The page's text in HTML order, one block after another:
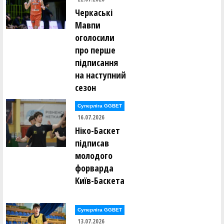
Кіра Куракова (КІВС (Львів)-14)
Анастасія Левченко (СДЮСШОР №2 (Полтава)-14)
Карина Лелюк (КІВС (Львів)-14)
Поліна Лелюк (КІВС (Львів)-14)
Уляна Лихина (ДЮСШ №8-Red Rock (Кривий Ріг)-14)
Владислава Люлько (АР "КРАЄВИД ПОДІЛЛЯ-ДЮСШ
"КОЛОС"" (Бар)-14)
Софія Ляснікова (Збірна Кіровоградщини-14)
Катерина Лященко (СДЮСШОР-5 (Дніпро)-14)
Черкаські
Мавпи
оголосили
про перше
підписання
на наступний
сезон
Суперліга GGBET
16.07.2026
Ніко-Баскет
підписав
молодого
форварда
Київ-Баскета
Суперліга GGBET
13.07.2026